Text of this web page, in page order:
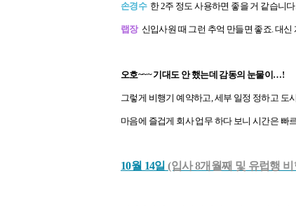
손경수 한 2주 정도 사용하면 좋을 거 같습니다
랩장 신입사원 때 그런 추억 만들면 좋죠. 대
오호~~~ 기대도 안 했는데 감동의 눈물이…!
그렇게 비행기 예약하고, 세부 일정 정하고 도
마음에 즐겁게 회사 업무 하다 보니 시간은 빠
10월 14일(입사 8개월째 및 유럽행